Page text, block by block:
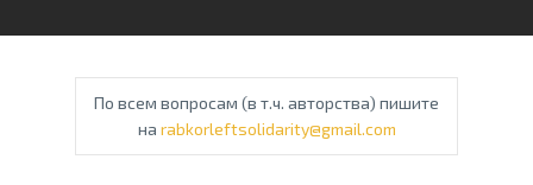
По всем вопросам (в т.ч. авторства) пишите
на rabkorleftsolidarity@gmail.com